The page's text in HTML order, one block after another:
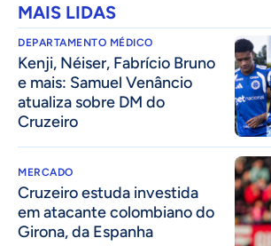
MAIS LIDAS
DEPARTAMENTO MÉDICO
Kenji, Néiser, Fabrício Bruno
e mais: Samuel Venâncio
atualiza sobre DM do
Cruzeiro
MERCADO
Cruzeiro estuda investida
em atacante colombiano do
Girona, da Espanha